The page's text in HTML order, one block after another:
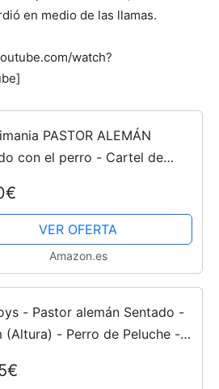
en medio de las llamas.
watch?
PASTOR ALEMÁN
con el perro - Cartel de
VER OFERTA
Amazon.es
- Pastor alemán Sentado -
(Altura) - Perro de Peluche -